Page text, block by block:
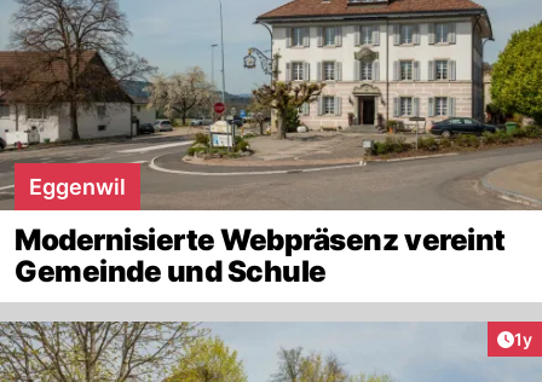
Eggenwil
Modernisierte Webpräsenz vereint
Gemeinde und Schule
1y